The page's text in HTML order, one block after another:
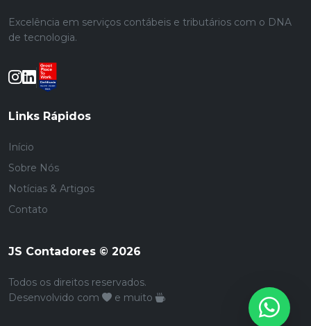
Excelência em serviços contábeis e tributários com o DNA
de tecnologia.
Links Rápidos
Início
Sobre Nós
Notícias & Artigos
Contato
JS Contadores © 2026
Todos os direitos reservados.
Desenvolvido com
e muito